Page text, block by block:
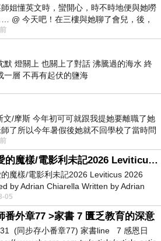
姐懂英文時，蠻開心，時不時地便與她嘮
@ 今天吧！在三樓與她聊了會兒，後，
然又撞到她，於是
默 燈關上 也關上了對話 沸騰過的海水 終
一層 不再有起伏的鹽海
文/摩斯 今年初可可就跟我提她要離職了她
了所以今年暑假後她就不回學校了當時問
喜歡幼幼班的小朋友嗎捨得不
電影愛的魔樣/電影利未記2026 Leviticus 2026
魔樣/電影利未記2026 Leviticus 2026
by Adrian Chiarella Written by Adrian
Starring Joe Bird
05
番外章77 >家書 7 匱乏教育的深意
(同步存小番章77) 家書line 7 感恩日